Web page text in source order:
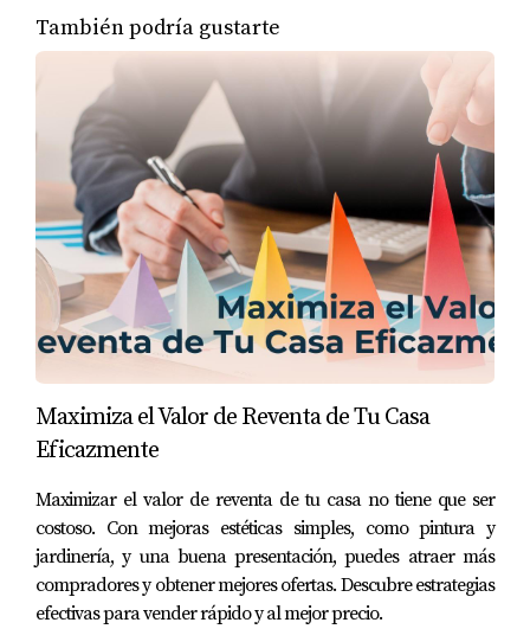
También podría gustarte
Maximiza el Valor de Reventa de Tu Casa
Eficazmente
Maximizar el valor de reventa de tu casa no tiene que ser
costoso. Con mejoras estéticas simples, como pintura y
jardinería, y una buena presentación, puedes atraer más
compradores y obtener mejores ofertas. Descubre estrategias
efectivas para vender rápido y al mejor precio.